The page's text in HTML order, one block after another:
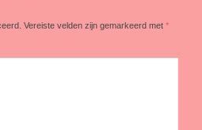
Vereiste velden zijn gemarkeerd met *